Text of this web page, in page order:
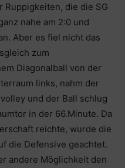
Ruppigkeiten, die die SG
nahe am 2:0 und
Aber es fiel nicht das
zum
Diagonalball von der
links, nahm der
und der Ball schlug
in der 66.Minute. Da
reichte, wurde die
die Defensive geachtet.
andere Möglichkeit den